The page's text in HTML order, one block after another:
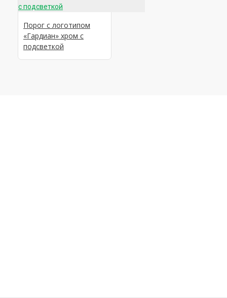
Порог с логотипом
«Гардиан» хром с
подсветкой